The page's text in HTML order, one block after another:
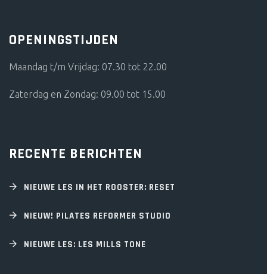
OPENINGSTIJDEN
Maandag t/m Vrijdag: 07.30 tot 22.00
Zaterdag en Zondag: 09.00 tot 15.00
RECENTE BERICHTEN
NIEUWE LES IN HET ROOSTER: RESET
NIEUW! PILATES REFORMER STUDIO
NIEUWE LES: LES MILLS TONE